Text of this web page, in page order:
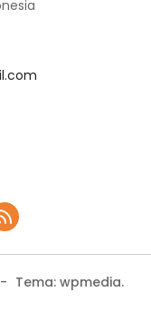
- Tema: wpmedia.